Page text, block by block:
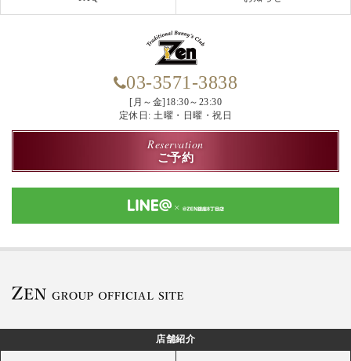
03-3571-3838
[月～金]18:30～23:30
定休日: 土曜・日曜・祝日
Reservation
ご予約
店舗紹介